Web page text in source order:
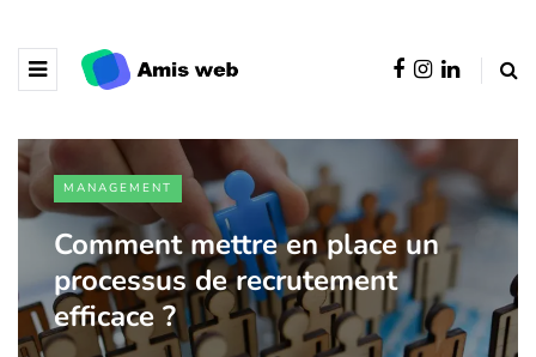
MANAGEMENT
Comment mettre en place un
processus de recrutement
efficace ?